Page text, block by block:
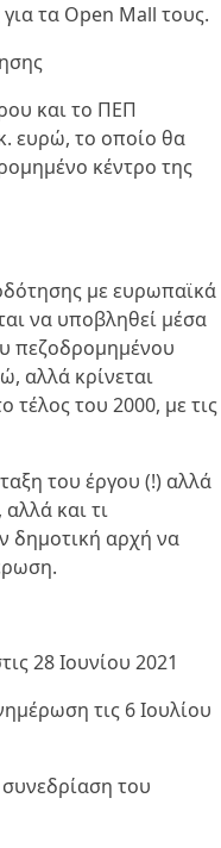
τα Open Mall τους.
και το ΠΕΠ
ευρώ, το οποίο θα
κέντρο της
με ευρωπαϊκά
να υποβληθεί μέσα
πεζοδρομημένου
αλλά κρίνεται
του 2000, με τις
του έργου (!) αλλά
και τι
δημοτική αρχή να
28 Ιουνίου 2021
τις 6 Ιουλίου
του